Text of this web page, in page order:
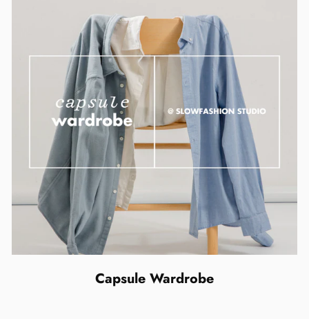
Capsule Wardrobe